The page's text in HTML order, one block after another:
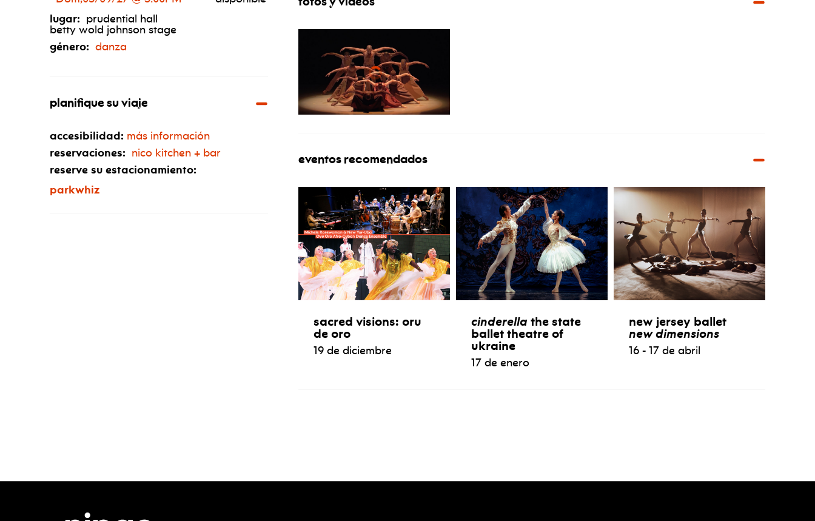
lugar: prudential hall
betty wold johnson stage
género: danza
planifique su viaje
accesibilidad: más información
reservaciones: nico kitchen + bar
reserve su estacionamiento:
parkwhiz
fotos y videos
eventos recomendados
sacred visions: oru
de oro
19 de diciembre
cinderella the state
ballet theatre of
ukraine
17 de enero
new jersey ballet
new dimensions
16 - 17 de abril